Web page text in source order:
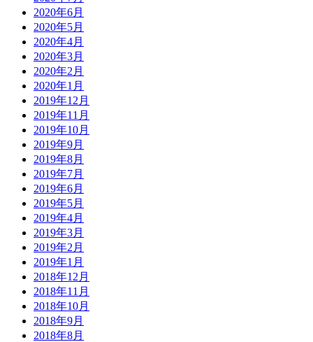
2020年6月
2020年5月
2020年4月
2020年3月
2020年2月
2020年1月
2019年12月
2019年11月
2019年10月
2019年9月
2019年8月
2019年7月
2019年6月
2019年5月
2019年4月
2019年3月
2019年2月
2019年1月
2018年12月
2018年11月
2018年10月
2018年9月
2018年8月